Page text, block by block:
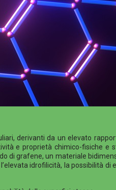
derivanti da un elevato
e proprietà chimico-fisiche e
di grafene, un materiale
idrofilicità, la possibilità